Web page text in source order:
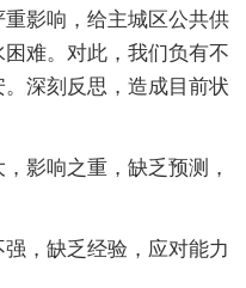
影响，给主城区公共供
难。对此，我们负有不
深刻反思，造成目前状
影响之重，缺乏预测，
，缺乏经验，应对能力